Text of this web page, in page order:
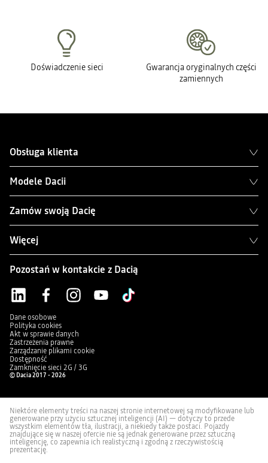
Doświadczenie sieci
Gwarancja oryginalnych części
zamiennych
Obsługa klienta
Modele Dacii
Zamów swoją Dacię
Więcej
Pozostań w kontakcie z Dacią
Dane osobowe
Polityka cookies
Akt w sprawie danych
Zastrzeżenia prawne
Zarządzanie plikami cookie
Dostępność
Zamknięcie sieci 2G / 3G
© Dacia 2017 - 2026
Niektóre elementy treści na naszej stronie internetowej są modyfikowane lub
generowane przy użyciu sztucznej inteligencji (AI) — dotyczy to przede
wszystkim elementów tła, ilustracji, a niekiedy także postaci. Pojazdy
znajdujące się w naszej ofercie nie są jednak generowane przez sztuczną
inteligencję, co zapewnia ich realistyczną i zgodną z rzeczywistością
prezentację.